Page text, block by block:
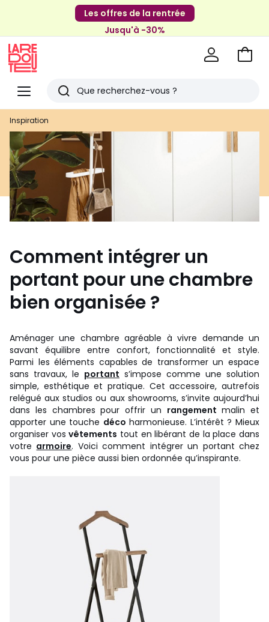
Les offres de la rentrée
Jusqu'à -30%
Menu
Redoute
Rechercher
Derniers
articles
vus
Aller
Inspiration
Comment intégrer un
portant pour une chambre
bien organisée ?
Aménager une chambre agréable à vivre demande un
savant équilibre entre confort, fonctionnalité et style.
Parmi les éléments capables de transformer un espace
sans travaux, le portant s’impose comme une solution
simple, esthétique et pratique. Cet accessoire, autrefois
relégué aux studios ou aux showrooms, s’invite aujourd’hui
dans les chambres pour offrir un rangement malin et
apporter une touche déco harmonieuse. L’intérêt ? Mieux
organiser vosvêtements tout en libérant de la place dans
votre armoire. Voici comment intégrer un portant chez
vous pour une pièce aussi bien ordonnée qu’inspirante.